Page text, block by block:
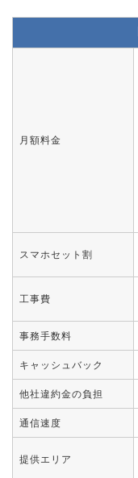
月額料金
スマホセット割
工事費
事務手数料
キャッシュバック
他社違約金の負担
通信速度
提供エリア